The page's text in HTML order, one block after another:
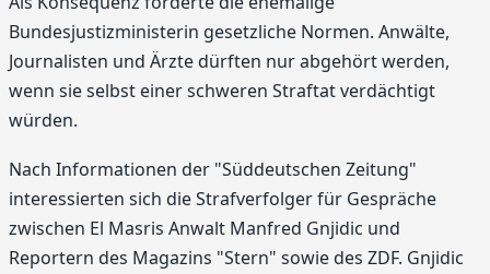
Bundesjustizministerin gesetzliche Normen. Anwälte,
Journalisten und Ärzte dürften nur abgehört werden,
wenn sie selbst einer schweren Straftat verdächtigt
würden.
Nach Informationen der "Süddeutschen Zeitung"
interessierten sich die Strafverfolger für Gespräche
zwischen El Masris Anwalt Manfred Gnjidic und
Reportern des Magazins "Stern" sowie des ZDF. Gnjidic